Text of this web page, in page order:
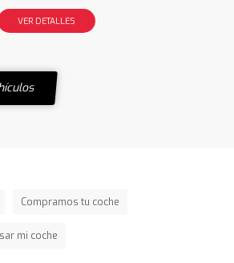
VER DETALLES
Compramos tu coche
mi coche